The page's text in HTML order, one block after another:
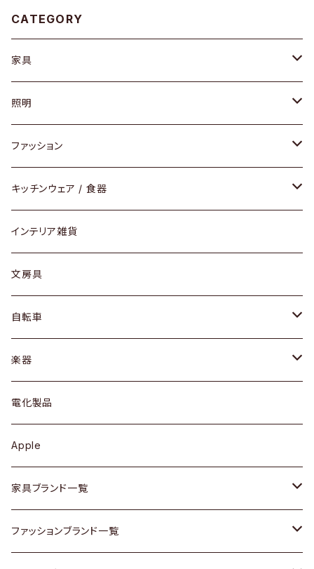
CATEGORY
家具
ソファ / ベンチ
チェア / スツール
ダイニングセット / ダイニングテーブル
ローテーブル / サイドテーブル
デスク / コンソール
ドレッサー
シェルフ
キュリオケース / 飾り棚
カップボード / 食器棚
チェスト
その他家具
照明
ペンダントライト
テーブルランプ / デスクスタンド
フロアライト
ファッション
アクセサリー
リング
ピアス / イヤリング
財布
バッグ
アウター
トップス
ワンピース
ボトムス
靴
スカーフ
キッチンウェア / 食器
グラス / タンブラー
カップ / マグ
プレート / ボウル
カトラリー
ケトル / ティーポット
鍋 / フライパン
Vintage / ヴィンテージ
銀製品
インテリア雑貨
文房具
自転車
dahon
楽器
ギター
ベース
その他楽器
電化製品
Apple
家具ブランド一覧
ACME Furniture / アクメ ファニチャー
ファッションブランド一覧